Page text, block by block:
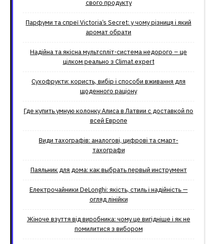
свого продукту
Парфуми та спреї Victoria’s Secret: у чому різниця і який
аромат обрати
Надійна та якісна мультспліт-система недорого – це
цілком реально з Climat.еxpert
Сухофрукти: користь, вибір і способи вживання для
щоденного раціону
Где купить умную колонку Алиса в Латвии с доставкой по
всей Европе
Види тахографів: аналогові, цифрові та смарт-
тахографи
Паяльник для дома: как выбрать первый инструмент
Електрочайники DeLonghi: якість, стиль і надійність —
огляд лінійки
Жіноче взуття від виробника: чому це вигідніше і як не
помилитися з вибором